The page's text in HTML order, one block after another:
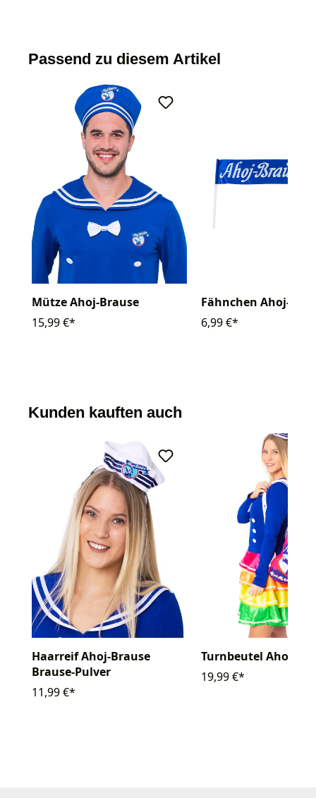
Passend zu diesem Artikel
Mütze Ahoj-Brause
15,99 €*
Fähnchen Ahoj-
6,99 €*
Kunden kauften auch
Haarreif Ahoj-Brause
Brause-Pulver
11,99 €*
Turnbeutel Ahoj-
19,99 €*